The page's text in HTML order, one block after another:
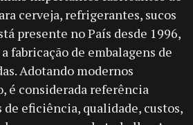
cerveja, refrigerantes, sucos
presente no País desde 1996,
fabricação de embalagens de
Adotando modernos
é considerada referência
eficiência, qualidade, custos,